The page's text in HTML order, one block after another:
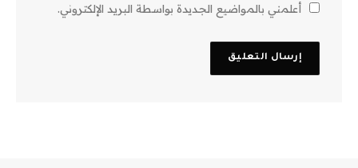
أعلمني بالمواضيع الجديدة بواسطة البريد الإلكتروني.